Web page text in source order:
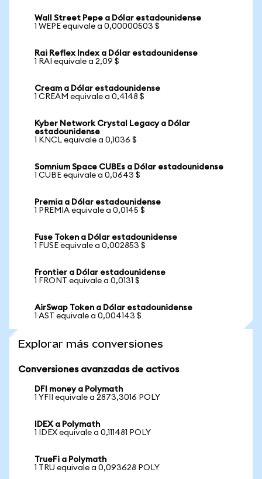
Wall Street Pepe a Dólar estadounidense
1 WEPE equivale a 0,00000503 $
Rai Reflex Index a Dólar estadounidense
1 RAI equivale a 2,09 $
Cream a Dólar estadounidense
1 CREAM equivale a 0,4148 $
Kyber Network Crystal Legacy a Dólar
estadounidense
1 KNCL equivale a 0,1036 $
Somnium Space CUBEs a Dólar estadounidense
1 CUBE equivale a 0,0643 $
Premia a Dólar estadounidense
1 PREMIA equivale a 0,0145 $
Fuse Token a Dólar estadounidense
1 FUSE equivale a 0,002853 $
Frontier a Dólar estadounidense
1 FRONT equivale a 0,0131 $
AirSwap Token a Dólar estadounidense
1 AST equivale a 0,004143 $
Explorar más conversiones
Conversiones avanzadas de activos
DFI money a Polymath
1 YFII equivale a 2873,3016 POLY
IDEX a Polymath
1 IDEX equivale a 0,111481 POLY
TrueFi a Polymath
1 TRU equivale a 0,093628 POLY